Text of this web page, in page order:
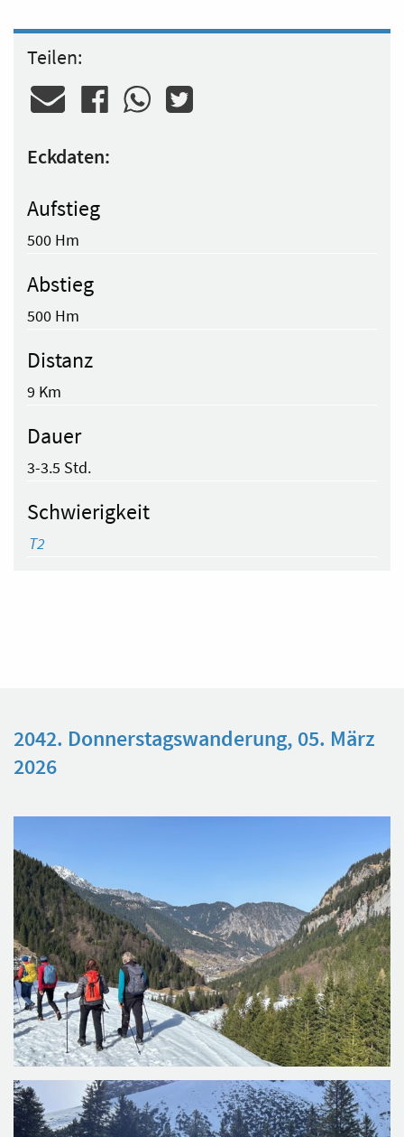
Teilen:
Eckdaten:
Aufstieg
500 Hm
Abstieg
500 Hm
Distanz
9 Km
Dauer
3-3.5 Std.
Schwierigkeit
T2
2042. Donnerstagswanderung, 05. März
2026